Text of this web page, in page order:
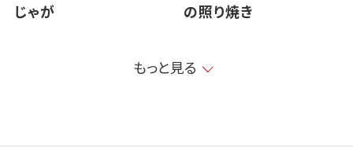
じゃが
の照り焼き
もっと見る